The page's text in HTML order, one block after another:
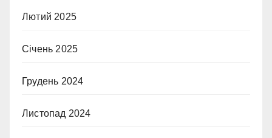
Лютий 2025
Січень 2025
Грудень 2024
Листопад 2024